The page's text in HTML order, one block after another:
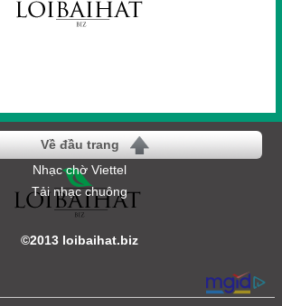
Về đầu trang
Nhạc chờ Viettel
Tải nhạc chuông
©2013 loibaihat.biz